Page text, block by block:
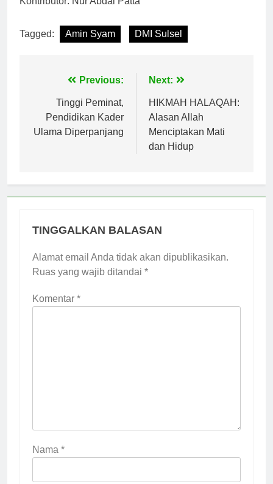
Tagged: Amin Syam DMI Sulsel
Navigasi
pos
Previous:
Tinggi Peminat,
Pendidikan Kader
Ulama Diperpanjang
Next:
HIKMAH HALAQAH:
Alasan Allah
Menciptakan Mati
dan Hidup
TINGGALKAN BALASAN
Alamat email Anda tidak akan dipublikasikan.
Ruas yang wajib ditandai *
Komentar *
Nama *